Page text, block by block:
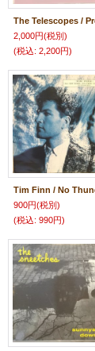
2,000円(税別)
(税込: 2,200円)
900円(税別)
(税込: 990円)